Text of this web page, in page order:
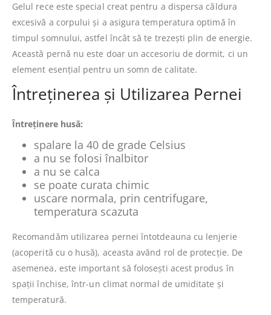
Gelul rece este special creat pentru a dispersa căldura
excesivă a corpului și a asigura temperatura optimă în
timpul somnului, astfel încât să te trezești plin de energie.
Această pernă nu este doar un accesoriu de dormit, ci un
element esențial pentru un somn de calitate.
Întreținerea și Utilizarea Pernei
Întreținere husă:
spalare la 40 de grade Celsius
a nu se folosi înalbitor
a nu se calca
se poate curata chimic
uscare normala, prin centrifugare,
temperatura scazuta
Recomandăm utilizarea pernei întotdeauna cu lenjerie
(acoperită cu o husă), aceasta având rol de protecție. De
asemenea, este important să folosești acest produs în
spații închise, într-un climat normal de umiditate și
temperatură.